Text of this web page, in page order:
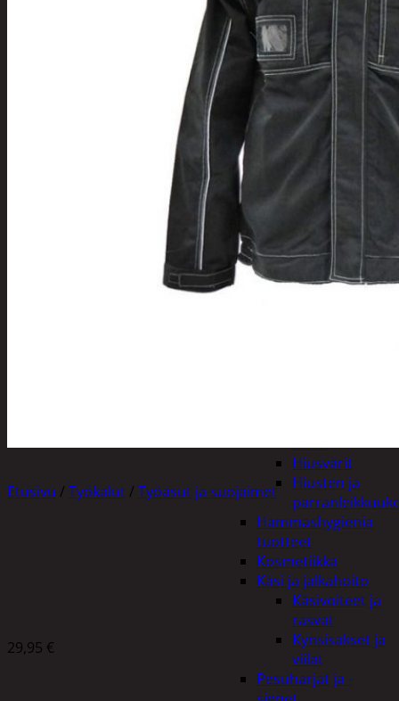
Valoketjut ja
kuusenvalot
Joulukoristeet
Kranssit ja
asetelmat
Tontut ja
muut
Joulutekstiilit
Paketointi
Marjastus
Talvi
Päivittäistavarat
Apuvälineet
Hengityssuojaimet ja
desinfiointi
lenkit
Hiusvärit
Hiusten ja
Hammashygienia
tuotteet
Kosmetiikka
Käsi ja jalkahoito
Käsivoiteet ja
rasvat
Kynsisakset ja
viilat
Pesuharjat ja -
Etusivu / Työkalut / Työasut ja suojaimet
29,95 €